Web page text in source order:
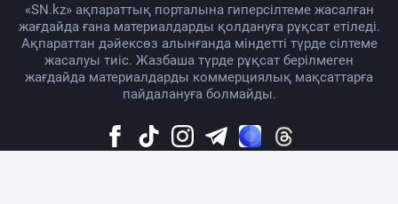
«SN.kz» ақпараттық порталына гиперсілтеме жасалған
жағдайда ғана материалдарды қолдануға рұқсат етіледі.
Ақпараттан дәйексөз алынғанда міндетті түрде сілтеме
жасалуы тиіс. Жазбаша түрде рұқсат берілмеген
жағдайда материалдарды коммерциялық мақсаттарға
пайдалануға болмайды.